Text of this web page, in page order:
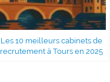
Les 10 meilleurs cabinets de
recrutement à Tours en 2025